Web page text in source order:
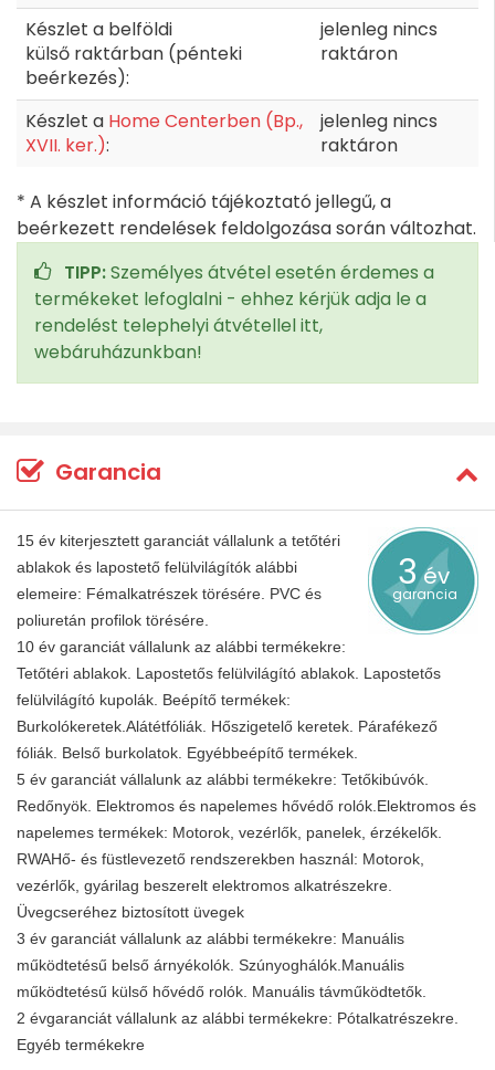
Készlet a belföldi
külső raktárban (pénteki
beérkezés):
jelenleg nincs
raktáron
Készlet a Home Centerben (Bp.,
XVII. ker.):
jelenleg nincs
raktáron
* A készlet információ tájékoztató jellegű, a
beérkezett rendelések feldolgozása során változhat.
TIPP:Személyes átvétel esetén érdemes a
termékeket lefoglalni - ehhez kérjük adja le a
rendelést telephelyi átvétellel itt,
webáruházunkban!
Garancia
3év
garancia
15 év kiterjesztett garanciát vállalunk a tetőtéri
ablakok és lapostető felülvilágítók alábbi
elemeire: Fémalkatrészek törésére. PVC és
poliuretán profilok törésére.
10 év garanciát vállalunk az alábbi termékekre:
Tetőtéri ablakok. Lapostetős felülvilágító ablakok. Lapostetős
felülvilágító kupolák. Beépítő termékek:
Burkolókeretek.Alátétfóliák. Hőszigetelő keretek. Párafékező
fóliák. Belső burkolatok. Egyébbeépítő termékek.
5 év garanciát vállalunk az alábbi termékekre: Tetőkibúvók.
Redőnyök. Elektromos és napelemes hővédő rolók.Elektromos és
napelemes termékek: Motorok, vezérlők, panelek, érzékelők.
RWAHő- és füstlevezető rendszerekben használ: Motorok,
vezérlők, gyárilag beszerelt elektromos alkatrészekre.
Üvegcseréhez biztosított üvegek
3 év garanciát vállalunk az alábbi termékekre: Manuális
működtetésű belső árnyékolók. Szúnyoghálók.Manuális
működtetésű külső hővédő rolók. Manuális távműködtetők.
2 évgaranciát vállalunk az alábbi termékekre: Pótalkatrészekre.
Egyéb termékekre